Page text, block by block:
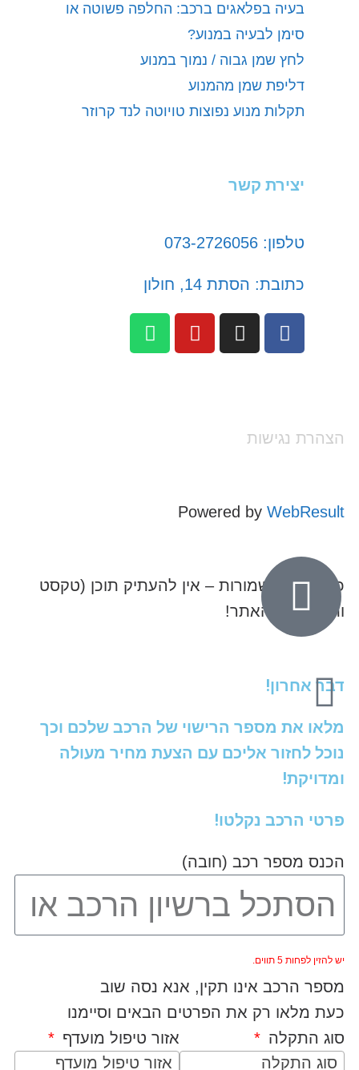
בעיה בפלאגים ברכב: החלפה פשוטה או
סימן לבעיה במנוע?
לחץ שמן גבוה / נמוך במנוע
דליפת שמן מהמנוע
תקלות מנוע נפוצות טויוטה לנד קרוזר
יצירת קשר
טלפון: 073-2726056
כתובת: הסתת 14, חולון
הצהרת נגישות
Powered byWebResult
כל הזכויות שמורות – אין להעתיק תוכן (טקסט
ותמונות) מהאתר!
דבר אחרון!
מלאו את מספר הרישוי של הרכב שלכם וכך
נוכל לחזור אליכם עם הצעת מחיר מעולה
ומדויקת!
פרטי הרכב נקלטו!
הכנס מספר רכב (חובה)
יש להזין לפחות 5 תווים.
מספר הרכב אינו תקין, אנא נסה שוב
כעת מלאו רק את הפרטים הבאים וסיימנו
סוג התקלה
סוג התקלה
אזור טיפול מועדף
אזור טיפול מועדף